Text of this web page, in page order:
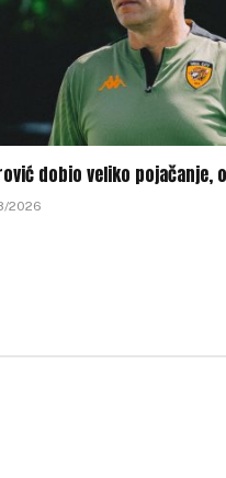
dobio veliko pojačanje,
2026